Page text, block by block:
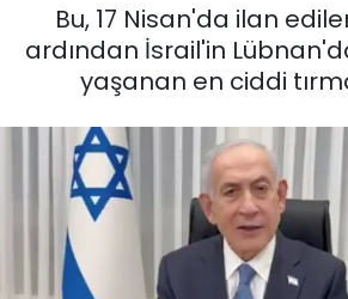
Bu, 17 Nisan'da ilan
ardından İsrail'in
yaşanan en ciddi
Son Dakika Haberleri
Haber Arşivi